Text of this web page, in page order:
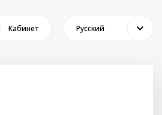
Кабинет Русский